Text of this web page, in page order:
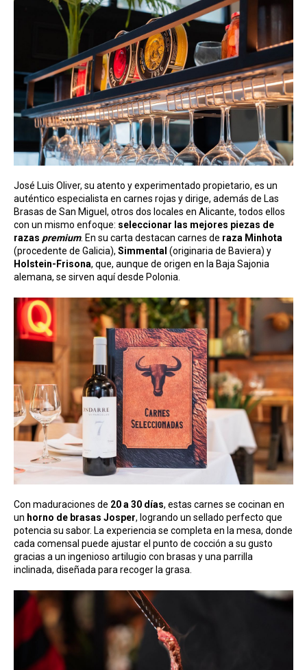
José Luis Oliver, su atento y experimentado propietario, es un
auténtico especialista en carnes rojas y dirige, además de Las
Brasas de San Miguel, otros dos locales en Alicante, todos ellos
con un mismo enfoque: seleccionar las mejores piezas de
razas premium. En su carta destacan carnes de raza Minhota
(procedente de Galicia), Simmental (originaria de Baviera) y
Holstein-Frisona, que, aunque de origen en la Baja Sajonia
alemana, se sirven aquí desde Polonia.
Con maduraciones de 20 a 30 días, estas carnes se cocinan en
un horno de brasas Josper, logrando un sellado perfecto que
potencia su sabor. La experiencia se completa en la mesa, donde
cada comensal puede ajustar el punto de cocción a su gusto
gracias a un ingenioso artilugio con brasas y una parrilla
inclinada, diseñada para recoger la grasa.